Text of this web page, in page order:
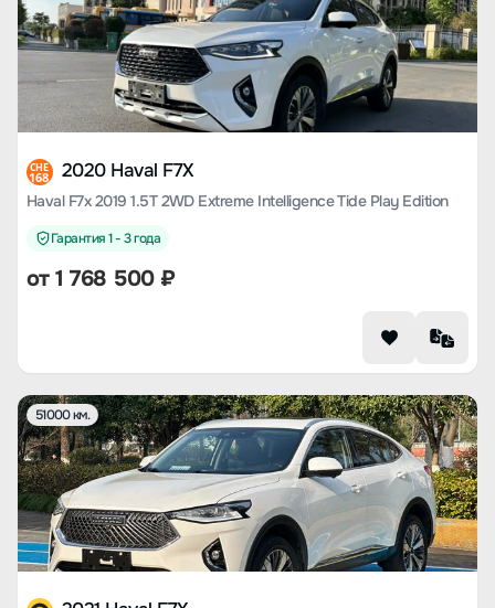
CHE
168 2020 Haval F7X
Haval F7x 2019 1.5T 2WD Extreme Intelligence Tide Play Edition
Гарантия 1 - 3 года
от1 768 500₽
51000 км.